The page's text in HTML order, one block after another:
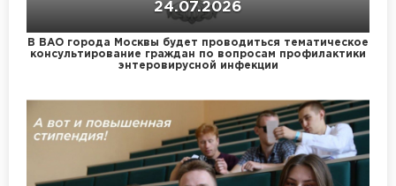
24.07.2026
В ВАО города Москвы будет проводиться тематическое
консультирование граждан по вопросам профилактики
энтеровирусной инфекции